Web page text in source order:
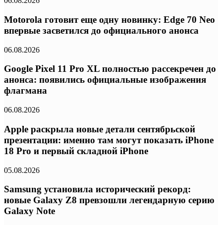
Motorola готовит еще одну новинку: Edge 70 Neo
впервые засветился до официального анонса
06.08.2026
Google Pixel 11 Pro XL полностью рассекречен до
анонса: появились официальные изображения
флагмана
06.08.2026
Apple раскрыла новые детали сентябрьской
презентации: именно там могут показать iPhone
18 Pro и первый складной iPhone
05.08.2026
Samsung установила исторический рекорд:
новые Galaxy Z8 превзошли легендарную серию
Galaxy Note